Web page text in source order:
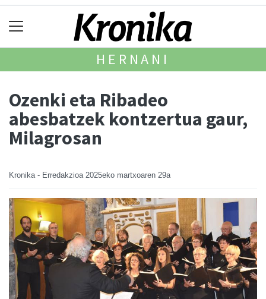
HERNANI
Ozenki eta Ribadeo
abesbatzek kontzertua gaur,
Milagrosan
Kronika - Erredakzioa 2025eko martxoaren 29a